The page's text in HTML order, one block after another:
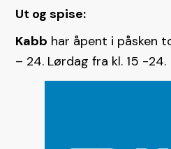
Ut og spise:
Kabb har åpent i påsken
– 24. Lørdag fra kl. 15 -24.